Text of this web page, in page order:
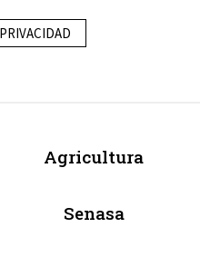
Agricultura
Senasa